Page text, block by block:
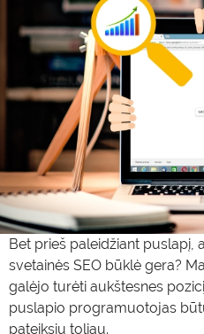
Bet prieš paleidžiant puslapį,
svetainės SEO būklė gera?
galėjo turėti aukštesnes
puslapio programuotojas
pateiksiu toliau.